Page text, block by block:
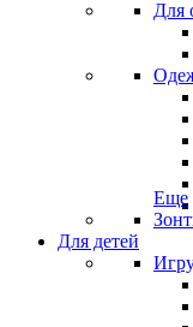
Для
Еще
Для детей